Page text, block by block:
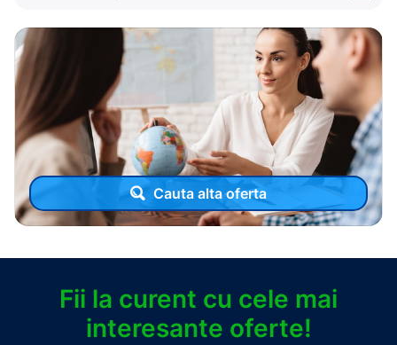
Cauta alta oferta
Fii la curent cu cele mai
interesante oferte!